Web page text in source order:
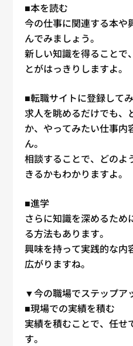
■本を読む
今の仕事に関連する本や
んでみましょう。
新しい知識を得ることで
とがはっきりしますよ。
■転職サイトに登録して
求人を眺めるだけでも、
か、やってみたい仕事内
ん。
相談することで、どのよ
きるかもわかりますよ。
■進学
さらに知識を深めるため
る方法もあります。
興味を持って実践的な内
広がりますね。
▼今の職場でステップア
■現場での実績を積む
実績を積むことで、任せ
す。